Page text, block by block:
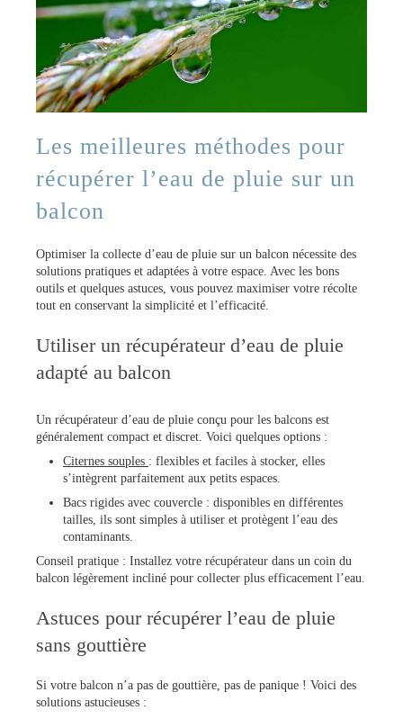
Les meilleures méthodes pour
récupérer l’eau de pluie sur un
balcon
Optimiser la collecte d’eau de pluie sur un balcon nécessite des
solutions pratiques et adaptées à votre espace. Avec les bons
outils et quelques astuces, vous pouvez maximiser votre récolte
tout en conservant la simplicité et l’efficacité.
Utiliser un récupérateur d’eau de pluie
adapté au balcon
Un récupérateur d’eau de pluie conçu pour les balcons est
généralement compact et discret. Voici quelques options :
Citernes souples : flexibles et faciles à stocker, elles
s’intègrent parfaitement aux petits espaces.
Bacs rigides avec couvercle : disponibles en différentes
tailles, ils sont simples à utiliser et protègent l’eau des
contaminants.
Conseil pratique : Installez votre récupérateur dans un coin du
balcon légèrement incliné pour collecter plus efficacement l’eau.
Astuces pour récupérer l’eau de pluie
sans gouttière
Si votre balcon n’a pas de gouttière, pas de panique ! Voici des
solutions astucieuses :